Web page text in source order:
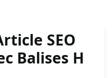
SEO
Balises H